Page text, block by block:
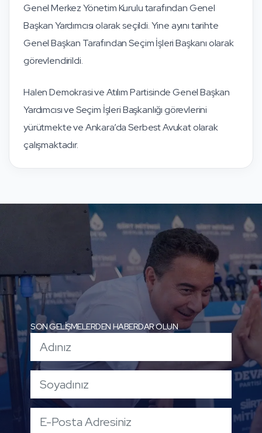
Genel Merkez Yönetim Kurulu tarafından Genel
Başkan Yardımcısı olarak seçildi. Yine ayını tarihte
Genel Başkan Tarafından Seçim İşleri Başkanı olarak
görevlendirildi.
Halen Demokrasi ve Atılım Partisinde Genel Başkan
Yardımcısı ve Seçim İşleri Başkanlığı görevlerini
yürütmekte ve Ankara’da Serbest Avukat olarak
çalışmaktadır.
SON GELİŞMELERDEN HABERDAR OLUN